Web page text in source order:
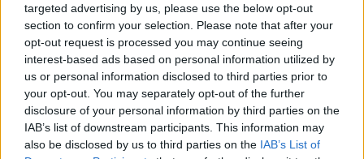
targeted advertising by us, please use the below opt-out
section to confirm your selection. Please note that after your
opt-out request is processed you may continue seeing
interest-based ads based on personal information utilized by
us or personal information disclosed to third parties prior to
your opt-out. You may separately opt-out of the further
disclosure of your personal information by third parties on the
IAB’s list of downstream participants. This information may
also be disclosed by us to third parties on the IAB’s List of
Publié parL'Illustre Darwin 5300 2 2 5 le 20 avril
2018 à 9h29.
Chanteurs : Get Scared
Albums : Built for Blame, Laced with
Shame [Ep]